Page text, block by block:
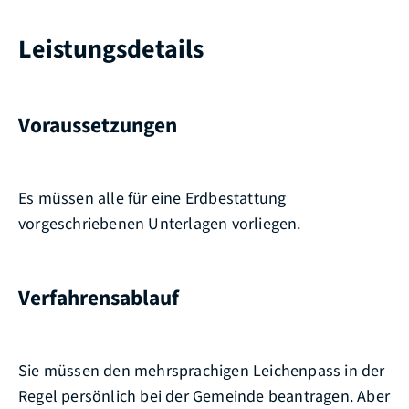
Leistungsdetails
Voraussetzungen
Es müssen alle für eine Erdbestattung
vorgeschriebenen Unterlagen vorliegen.
Verfahrensablauf
Sie müssen den mehrsprachigen Leichenpass in der
Regel persönlich bei der Gemeinde beantragen. Aber